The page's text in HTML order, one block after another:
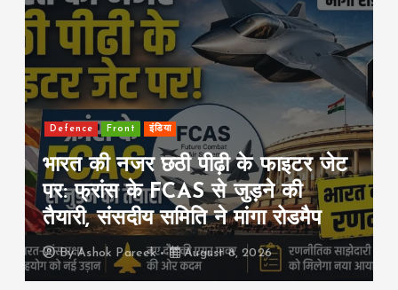
Defence Front इंडिया
भारत की नजर छठी पीढ़ी के फाइटर जेट
पर: फ्रांस के FCAS से जुड़ने की
तैयारी, संसदीय समिति ने मांगा रोडमैप
ByAshok Pareek August 8, 2026